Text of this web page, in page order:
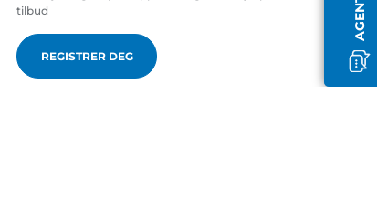
tilbud
REGISTRER DEG